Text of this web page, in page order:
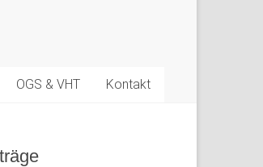
OGS & VHT Kontakt